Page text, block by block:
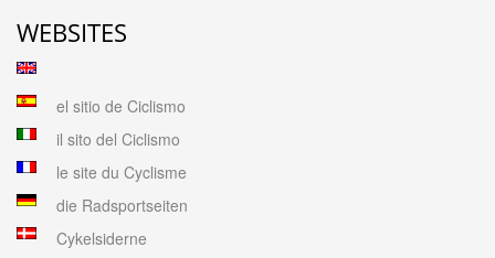
WEBSITES
el sitio de Ciclismo
il sito del Ciclismo
le site du Cyclisme
die Radsportseiten
Cykelsiderne